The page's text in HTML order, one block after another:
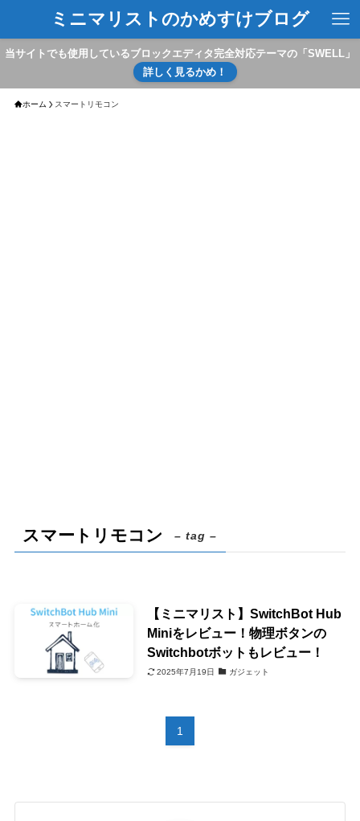
ミニマリストのかめすけブログ
当サイトでも使用しているブロックエディタ完全対応テーマの「SWELL」
詳しく見るかめ！
ホーム スマートリモコン
スマートリモコン – tag –
【ミニマリスト】SwitchBot Hub
Miniをレビュー！物理ボタンの
Switchbotボットもレビュー！
2025年7月19日 ガジェット
1